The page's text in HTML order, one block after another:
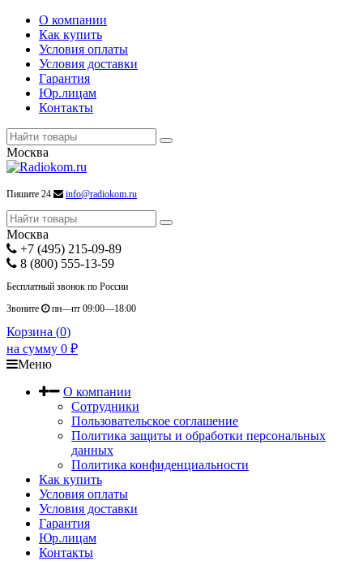
О компании
Как купить
Условия оплаты
Условия доставки
Гарантия
Юр.лицам
Контакты
Москва
Пишите 24 info@radiokom.ru
Москва
+7 (495) 215-09-89
8 (800) 555-13-59
Бесплатный звонок по России
Звоните
пн—пт 09:00—18:00
Корзина (0)
на сумму 0 ₽
Меню
О компании
Сотрудники
Пользовательское соглашение
Политика защиты и обработки персональных
данных
Политика конфиденциальности
Как купить
Условия оплаты
Условия доставки
Гарантия
Юр.лицам
Контакты